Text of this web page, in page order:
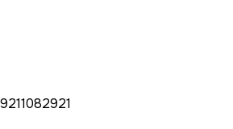
1082921